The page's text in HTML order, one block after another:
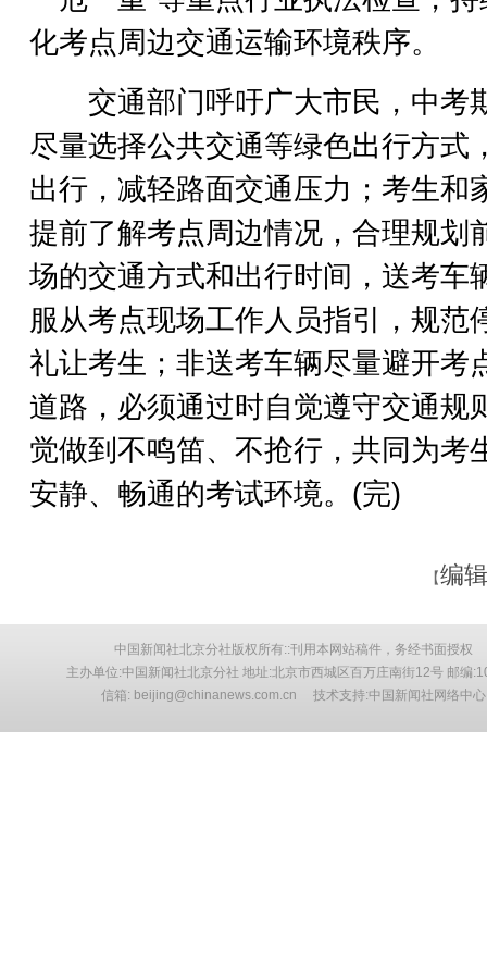
化考点周边交通运输环境秩序。
交通部门呼吁广大市民，中考
尽量选择公共交通等绿色出行方式
出行，减轻路面交通压力；考生和
提前了解考点周边情况，合理规划
场的交通方式和出行时间，送考车
服从考点现场工作人员指引，规范
礼让考生；非送考车辆尽量避开考
道路，必须通过时自觉遵守交通规
觉做到不鸣笛、不抢行，共同为考
安静、畅通的考试环境。(完)
【编
中国新闻社北京分社版权所有::刊用本网站稿件，务经书面授权
主办单位:中国新闻社北京分社 地址:北京市西城区百万庄南街12号 邮编
信箱: beijing@chinanews.com.cn 技术支持:中国新闻社网络中心